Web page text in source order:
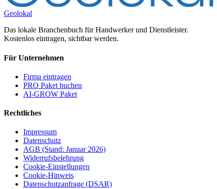
Geolokal
Das lokale Branchenbuch für Handwerker und Dienstleister.
Kostenlos eintragen, sichtbar werden.
Für Unternehmen
Firma eintragen
PRO Paket buchen
AI-GROW Paket
Rechtliches
Impressum
Datenschutz
AGB (Stand: Januar 2026)
Widerrufsbelehrung
Cookie-Einstellungen
Cookie-Hinweis
Datenschutzanfrage (DSAR)